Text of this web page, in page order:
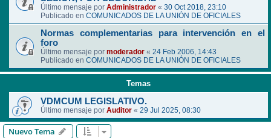
Último mensaje por Administrador « 30 Oct 2018, 23:10
Publicado en COMUNICADOS DE LA UNIÓN DE OFICIALES
Normas complementarias para intervención en el
foro
Último mensaje por moderador « 24 Feb 2006, 14:43
Publicado en COMUNICADOS DE LA UNIÓN DE OFICIALES
Temas
VDMCUM LEGISLATIVO.
Último mensaje por Auditor « 29 Jul 2025, 08:30
Nuevo Tema